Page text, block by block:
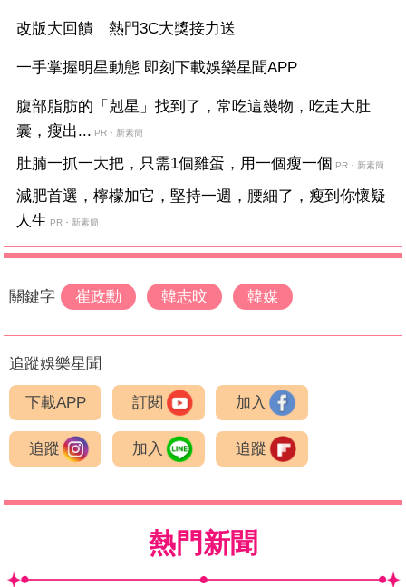
改版大回饋 熱門3C大獎接力送
一手掌握明星動態 即刻下載娛樂星聞APP
腹部脂肪的「剋星」找到了，常吃這幾物，吃走大肚
囊，瘦出... PR・新素簡
肚腩一抓一大把，只需1個雞蛋，用一個瘦一個 PR・新素簡
減肥首選，檸檬加它，堅持一週，腰細了，瘦到你懷疑
人生
PR・新素簡
關鍵字 崔政勳 韓志旼 韓媒
追蹤娛樂星聞
下載APP 訂閱 加入
追蹤 加入 追蹤
熱門新聞